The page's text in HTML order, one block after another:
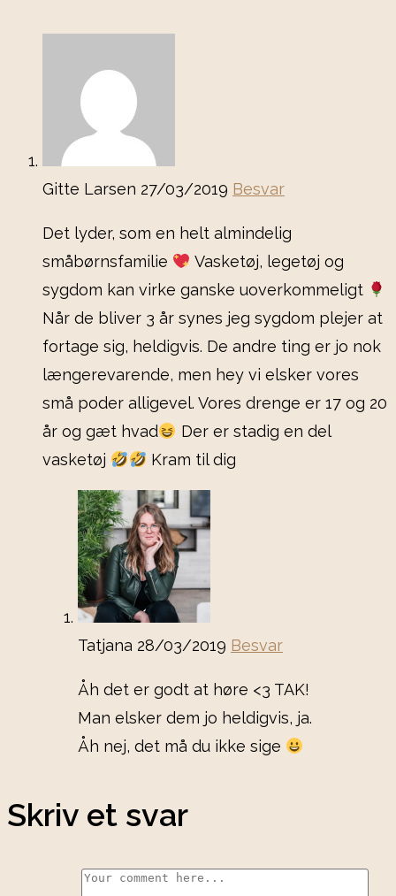
Gitte Larsen 27/03/2019 Besvar
Det lyder, som en helt almindelig
småbørnsfamilie
Vasketøj, legetøj og
sygdom kan virke ganske uoverkommeligt
Når de bliver 3 år synes jeg sygdom plejer at
fortage sig, heldigvis. De andre ting er jo nok
længerevarende, men hey vi elsker vores
små poder alligevel. Vores drenge er 17 og 20
år og gæt hvad
Der er stadig en del
vasketøj
Kram til dig
Tatjana 28/03/2019 Besvar
Åh det er godt at høre <3 TAK!
Man elsker dem jo heldigvis, ja.
Åh nej, det må du ikke sige
Skriv et svar